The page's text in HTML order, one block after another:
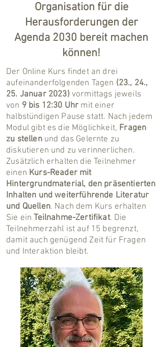
Organisation für die
Herausforderungen der
Agenda 2030 bereit machen
können!
Der Online Kurs findet an drei
aufeinanderfolgenden Tagen (23., 24.,
25. Januar 2023) vormittags jeweils
von 9 bis 12:30 Uhr mit einer
halbstündigen Pause statt. Nach jedem
Modul gibt es die Möglichkeit, Fragen
zu stellen und das Gelernte zu
diskutieren und zu verinnerlichen.
Zusätzlich erhalten die Teilnehmer
einen Kurs-Reader mit
Hintergrundmaterial, den präsentierten
Inhalten und weiterführende Literatur
und Quellen. Nach dem Kurs erhalten
Sie einTeilnahme-Zertifikat. Die
Teilnehmerzahl ist auf 15 begrenzt,
damit auch genügend Zeit für Fragen
und Interaktion bleibt.